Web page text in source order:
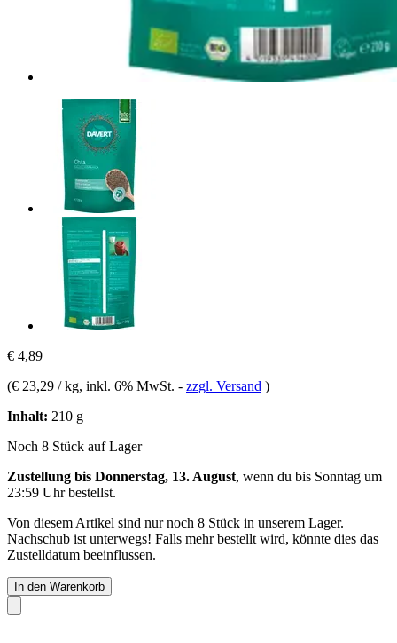
€ 4,89
(€ 23,29 / kg, inkl. 6% MwSt. - zzgl. Versand )
Inhalt: 210 g
Noch 8 Stück auf Lager
Zustellung bis Donnerstag, 13. August, wenn du bis Sonntag um
23:59 Uhrbestellst.
Von diesem Artikel sind nur noch 8 Stück in unserem Lager.
Nachschub ist unterwegs! Falls mehr bestellt wird, könnte dies das
Zustelldatum beeinflussen.
In den Warenkorb